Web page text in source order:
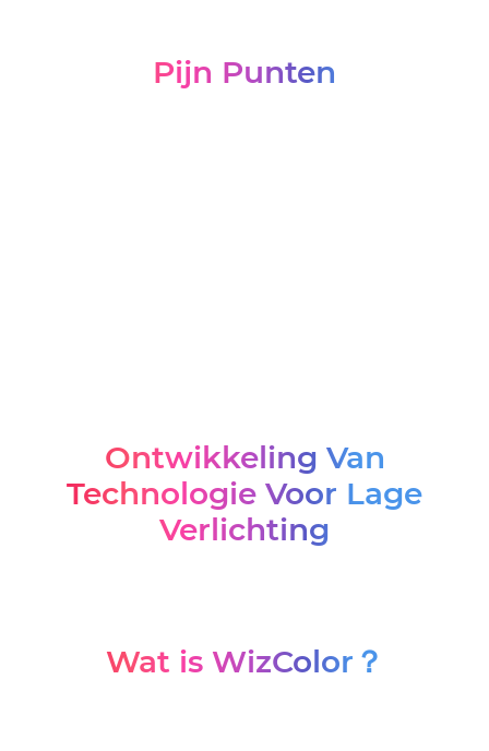
Pijn Punten
Lichtvervuiling
Ontwikkeling Van
Technologie Voor Lage
Verlichting
Wat is WizColor？